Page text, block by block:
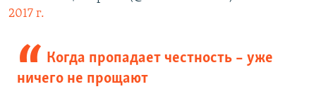
2017 г.
Когда пропадает честность – уже
ничего не прощают